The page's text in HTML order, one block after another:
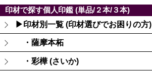
印材で探す個人印鑑 (単品/２本/３本)
▶印材別一覧 (印材選びでお困りの方)
・薩摩本柘
・彩樺 (さいか)